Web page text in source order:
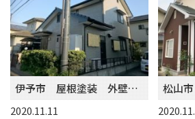
伊予市 屋根塗装 外壁塗装
2020.11.11